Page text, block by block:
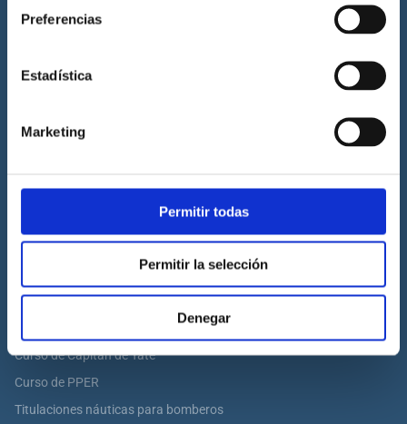
Preferencias
Estadística
Marketing
Permitir todas
Permitir la selección
Denegar
Prácticas de Capitán de Yate
Titulaciones náuticas
Curso de Licencia de Navegación
Curso de PER
Curso de Capitán de Yate
Curso de PPER
Titulaciones náuticas para bomberos